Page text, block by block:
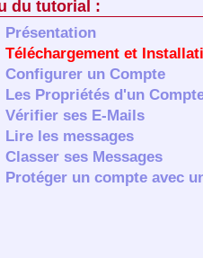
du tutorial :
Présentation
Téléchargement et
Configurer un Compte
Les Propriétés d'un
Vérifier ses E-Mails
Lire les messages
Classer ses Messages
Protéger un compte avec